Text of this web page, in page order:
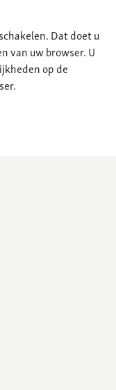
Dat doet u
van uw browser. U
op de